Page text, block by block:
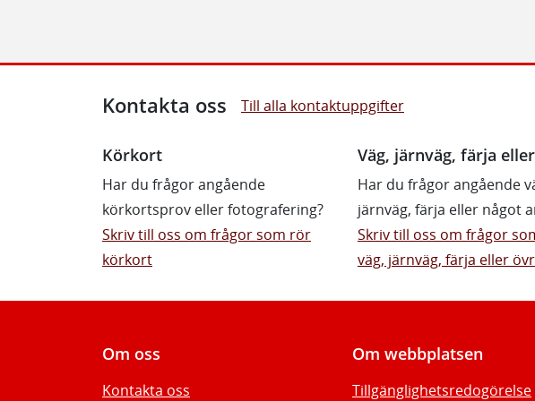
Kontakta oss Till alla kontaktuppgifter
Körkort
Har du frågor angående
körkortsprov eller fotografering?
Skriv till oss om frågor som rör
körkort
Väg, järnväg, färja
Har du frågor angående
järnväg, färja eller något
Skriv till oss om frågor
väg, järnväg, färja eller
Om oss
Kontakta oss
Om webbplatsen
Tillgänglighetsredogörelse